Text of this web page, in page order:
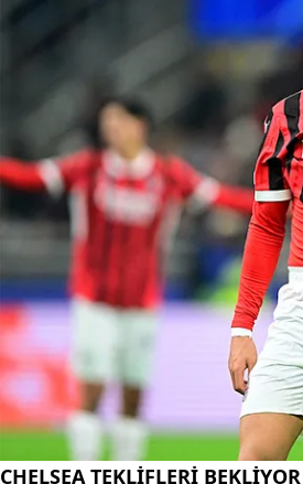
CHELSEA TEKLİFLERİ BEKLİYOR